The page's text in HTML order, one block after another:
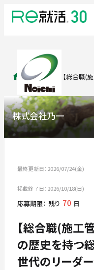
求人検索 【総合職(
株式会社乃一
最終更新日：2026/07/24(金)
掲載終了日：2026/10/18(日)
応募期限： 残り 70 日
【総合職(施工
の歴史を持つ
世代のリーダ